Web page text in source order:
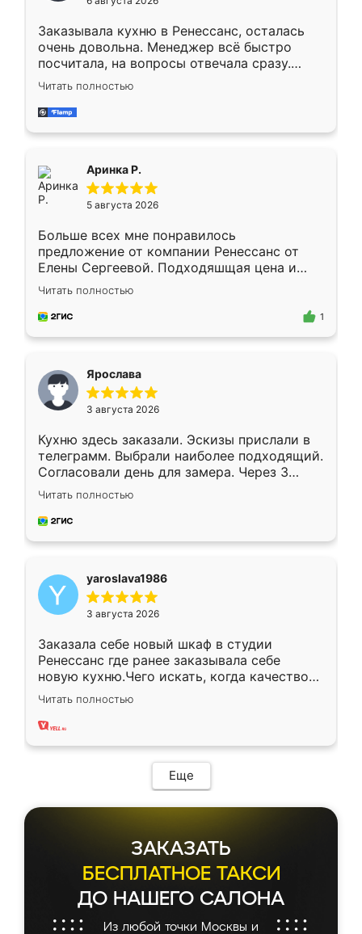
мебели буду заказывать только здесь.
Заказывала кухню в Ренессанс, осталась
очень довольна. Менеджер всё быстро
посчитала, на вопросы отвечала сразу.
Замерщик приехал в субботу, подошёл к
делу со всей ответственностью. Собрали
за день, ребята работали аккуратно, даже
Читать полностью
Аринка Р.
5 августа 2026
Больше всех мне понравилось
предложение от компании Ренессанс от
Елены Сергеевой. Подходяшщая цена и
короткие сроки изготовления. Приехавший
для замера сотрудник Владислав
предложил по моему эскизу самый
Читать полностью
1
Ярослава
3 августа 2026
Кухню здесь заказали. Эскизы прислали в
телеграмм. Выбрали наиболее подходящий.
Согласовали день для замера. Через 3
недели кухня была уже готова. Остались
довольны работой. Спасибо Ренессанс
мебель за качественную работу!
Читать полностью
yaroslava1986
3 августа 2026
Заказала себе новый шкаф в студии
Ренессанс где ранее заказывала себе
новую кухню.Чего искать, когда качеством
вполне довольна. Служит кухня уже почти
два года, нареканий нет.
Читать полностью
Еще
ЗАКАЗАТЬ
БЕСПЛАТНОЕ ТАКСИ
ДО НАШЕГО САЛОНА
Из любой точки Москвы и